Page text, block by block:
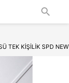
search
TEK KİŞİLİK SPD